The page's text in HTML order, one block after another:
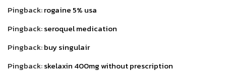
Pingback:rogaine 5% usa
Pingback:seroquel medication
Pingback:buy singulair
Pingback:skelaxin 400mg without prescription